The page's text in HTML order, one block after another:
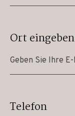
Ort eingeben
Telefon